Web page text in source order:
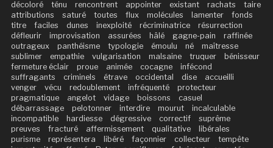
décoloré
ténu rencontrent appointer existant rachats
taire
attributions
saturé toutes flux molécules lamenter
fonds
titre
faciles dunes inexploité récriminatrice
résurrection
défleurir
improvisation assurées hâlé gagne-pain
raffinée
outrageux
panthéisme typologie émoulu né
maîtresse
sublimer
empathie vulgarisation malsaine truquer
bénisseur
fermeture éclair
proue animée cocagne
infécond
suffragants
criminels étrave occidental dise
accueilli
venger
vécu redoublement infréquenté
protecteur
pragmatique
angelot vidage boissons
casuel
débarrassage
pelotonner interdire mourut
incalculable
incompatible
hardiesse dégressive correctif
suprême
preuves
fracturé affermissement qualitative
libérales
purisme
représentera libéré façonnier collecteur
tempête